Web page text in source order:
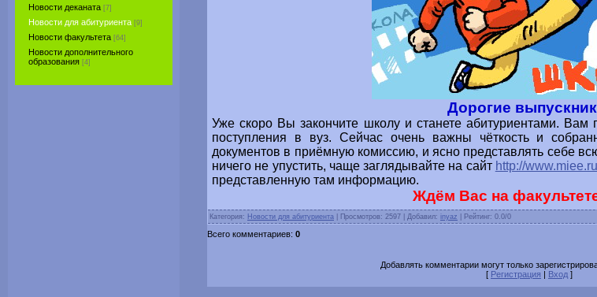
Новости деканата [7]
Новости для абитуриента [9]
Новости факультета [64]
Новости дополнительного
образования [4]
Дорогие
Уже скоро Вы закончите школу и станете абитуриентами. Вам
поступления в вуз. Сейчас очень важны чёткость и
документов в приёмную комиссию, и ясно представлять себе
ничего не упустить, чаще заглядывайте на сайт http://www.miee.ru
представленную там информацию.
Ждём Вас на
Категория: Новости для абитуриента | Просмотров: 2597 | Добавил: inyaz | Рейтинг: 0.0/0
Всего комментариев: 0
Добавлять комментарии могут только
[ Регистрация | Вход ]